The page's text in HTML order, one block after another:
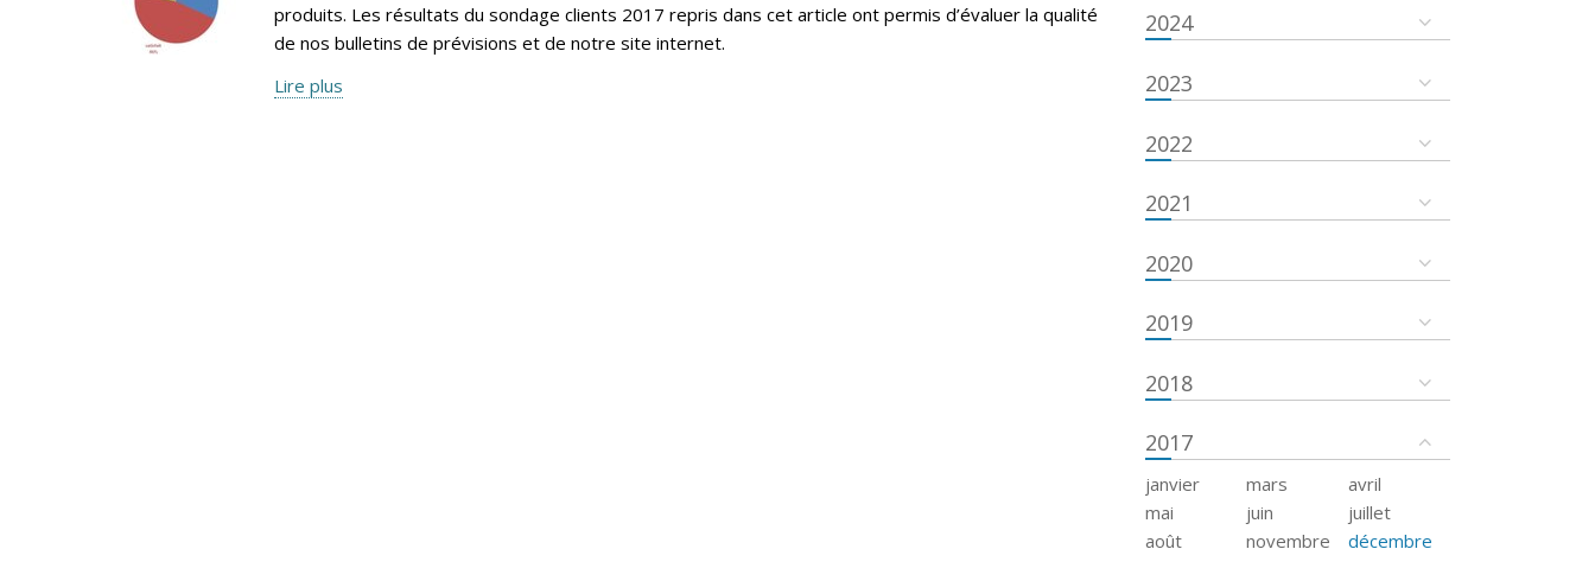
produits. Les résultats du sondage clients 2017 repris dans cet article ont permis d’évaluer la qualité
de nos bulletins de prévisions et de notre site internet.
Lire plus
2024
2023
2022
2021
2020
2019
2018
2017
janvier mars
avril
mai
juin
juillet
août
novembre décembre